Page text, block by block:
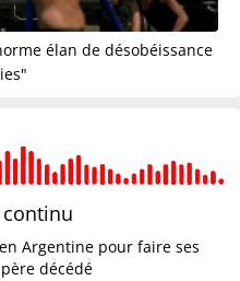
élan de désobéissance
continu
Argentine pour faire ses
décédé